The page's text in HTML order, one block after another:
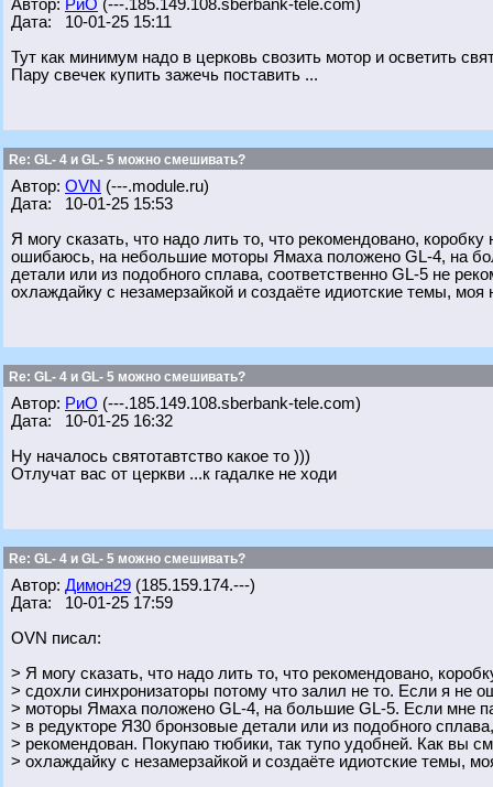
Автор: РиО (---.185.149.108.sberbank-tele.com)
Дата: 10-01-25 15:11
Тут как минимум надо в церковь свозить мотор и осветить
Пару свечек купить зажечь поставить ...
Re: GL- 4 и GL- 5 можно смешивать?
Автор: OVN (---.module.ru)
Дата: 10-01-25 15:53
Я могу сказать, что надо лить то, что рекомендовано,
ошибаюсь, на небольшие моторы Ямаха положено GL-4, на
детали или из подобного сплава, соответственно GL-5 не
охлаждайку с незамерзайкой и создаёте идиотские темы, моя
Re: GL- 4 и GL- 5 можно смешивать?
Автор: РиО (---.185.149.108.sberbank-tele.com)
Дата: 10-01-25 16:32
Ну началось святотавтство какое то )))
Отлучат вас от церкви ...к гадалке не ходи
Re: GL- 4 и GL- 5 можно смешивать?
Автор: Димон29 (185.159.174.---)
Дата: 10-01-25 17:59
OVN писал:
> Я могу сказать, что надо лить то, что рекомендовано,
> сдохли синхронизаторы потому что залил не то. Если я не
> моторы Ямаха положено GL-4, на большие GL-5. Если мне
> в редукторе Я30 бронзовые детали или из подобного
> рекомендован. Покупаю тюбики, так тупо удобней. Как вы
> охлаждайку с незамерзайкой и создаёте идиотские темы,